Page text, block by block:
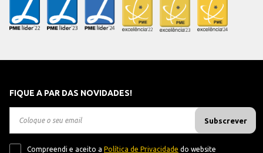
FIQUE A PAR DAS NOVIDADES!
Subscrever
Compreendi e aceito a Política de Privacidade do website